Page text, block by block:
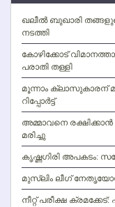
ഖലീല്‍ ബുഖാരി
നടത്തി
കോഴിക്കോട്
പരാതി തള്ളി
മൂന്നാം ക്ലാസുകാരന്
റിപ്പോര്‍ട്ട്
അമ്മാവനെ
മരിച്ചു
കൃഷ്ണഗിരി അപകടം:
മുസ്ലിം ലീഗ്
നീറ്റ് പരീക്ഷ